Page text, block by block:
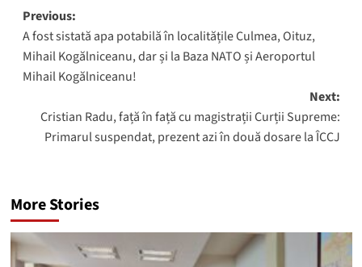
Post
navigation
Previous:
A fost sistată apa potabilă în localitățile Culmea, Oituz,
Mihail Kogălniceanu, dar și la Baza NATO și Aeroportul
Mihail Kogălniceanu!
Next:
Cristian Radu, față în față cu magistrații Curții Supreme:
Primarul suspendat, prezent azi în două dosare la ÎCCJ
More Stories